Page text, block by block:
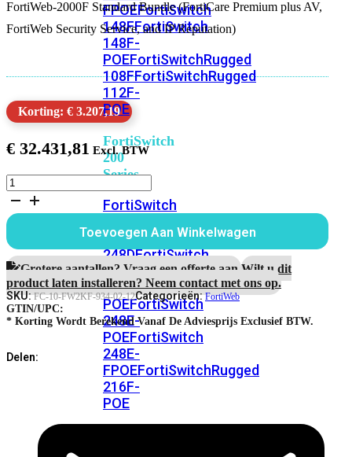
FPOEFortiSwitch
148FFortiSwitch
148F-
POEFortiSwitchRugged
108FFortiSwitchRugged
112F-
POE
FortiSwitch
200
Series
FortiSwitch
FPOEFortiSwitch
248DFortiSwitch
224EFortiswitch
224E-
POEFortiSwitch
248E-
POEFortiSwitch
248E-
FPOEFortiSwitchRugged
216F-
POE
FortiWeb-2000F Standard Bundle (FortiCare Premium plus AV,
FortiWeb Security Service, and IP Reputation)
Korting: € 3.207,19
€ 32.431,81
FortiWeb-
2000F
jaar
Standard
Bundle
aantal
Toevoegen Aan Winkelwagen
Grotere aantallen? Vraag een offerte aan.Wilt u dit
product laten installeren? Neem contact met ons op.
SKU:FC-10-FW2KF-934-02-12Categorieën:FortiWeb
GTIN/UPC:
* Korting Wordt Berekend Vanaf De Adviesprijs Exclusief BTW.
Delen: